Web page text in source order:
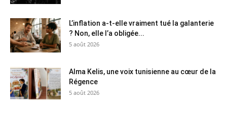
L’inflation a-t-elle vraiment tué la galanterie
? Non, elle l’a obligée...
5 août 2026
Alma Kelis, une voix tunisienne au cœur de la
Régence
5 août 2026